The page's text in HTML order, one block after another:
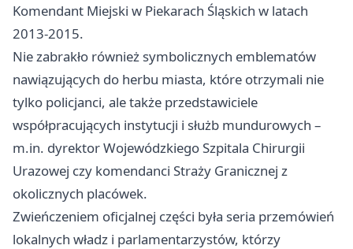
Komendant Miejski w Piekarach Śląskich w latach
2013-2015.
Nie zabrakło również symbolicznych emblematów
nawiązujących do herbu miasta, które otrzymali nie
tylko policjanci, ale także przedstawiciele
współpracujących instytucji i służb mundurowych –
m.in. dyrektor Wojewódzkiego Szpitala Chirurgii
Urazowej czy komendanci Straży Granicznej z
okolicznych placówek.
Zwieńczeniem oficjalnej części była seria przemówień
lokalnych władz i parlamentarzystów, którzy